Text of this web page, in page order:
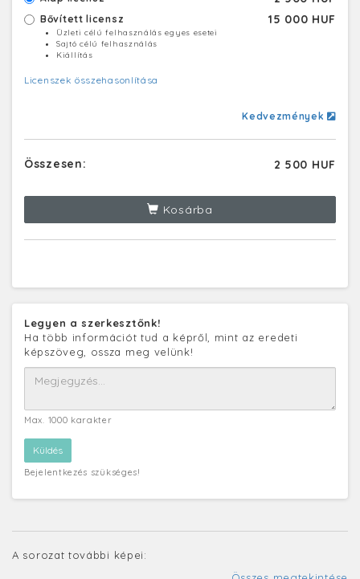
Bővített licensz 15 000 HUF
Üzleti célú felhasználás egyes esetei
Sajtó célú felhasználás
Kiállítás
Licenszek összehasonlítása
Kedvezmények
Összesen: 2 500 HUF
Kosárba
Legyen a szerkesztőnk!
Ha több információt tud a képről, mint az eredeti
képszöveg, ossza meg velünk!
Max. 1000 karakter
Bejelentkezés szükséges!
A sorozat további képei: